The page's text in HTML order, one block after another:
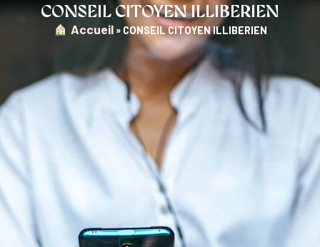
CONSEIL CITOYEN ILLIBERIEN
︎ Accueil » CONSEIL CITOYEN ILLIBERIEN